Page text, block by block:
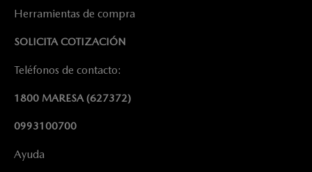
Herramientas de compra
SOLICITA COTIZACIÓN
Teléfonos de contacto:
1800 MARESA(627372)
0993100700
Ayuda